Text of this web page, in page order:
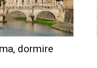
dormire